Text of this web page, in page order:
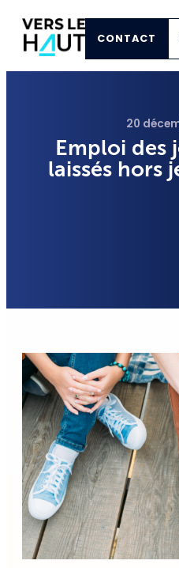
CONTACT
20
Emploi des
laissés hors